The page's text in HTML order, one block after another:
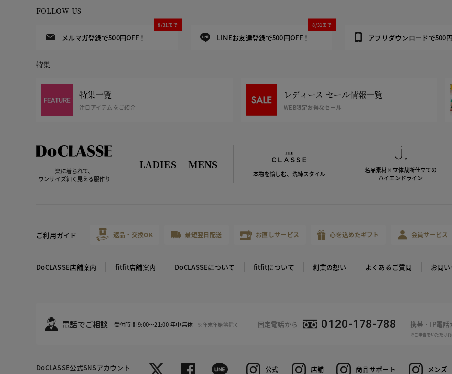
FOLLOW US
メルマガ登録で500円OFF！
8/31まで
LINEお友達登録で500円OFF！
8/31まで
アプリダウンロードで500
特集
特集一覧
注目アイテムをご紹介
レディース セール情報一覧
WEB限定お得なセール
楽に着られて、
ワンサイズ細く見える服作り
LADIES MENS
本物を愉しむ、洗練スタイル
名品素材×立体裁断仕立ての
ハイエンドライン
ご利用ガイド 返品・交換OK 最短翌日配送 お直しサービス 心を込めたギフト 会員サービス
DoCLASSE店舗案内 fitfit店舗案内 DoCLASSEについて fitfitについて 創業の想い よくあるご質問 お問
電話でご相談 受付時間 9:00～21:00 年中無休 ※年末年始等除く 固定電話から 0120-178-788 携帯・IP電話
※ご申告をいただけ
DoCLASSE公式SNSアカウント 公式 店舗 商品サポート メンズ